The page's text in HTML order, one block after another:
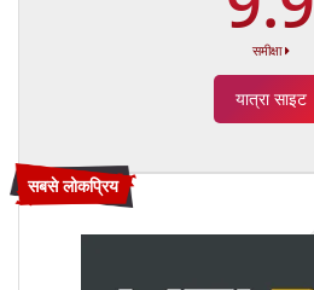
समीक्षा
यात्रा साइट
सबसे लोकप्रिय